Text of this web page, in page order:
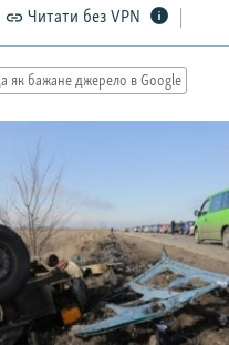
Читати без VPN
як бажане джерело в Google